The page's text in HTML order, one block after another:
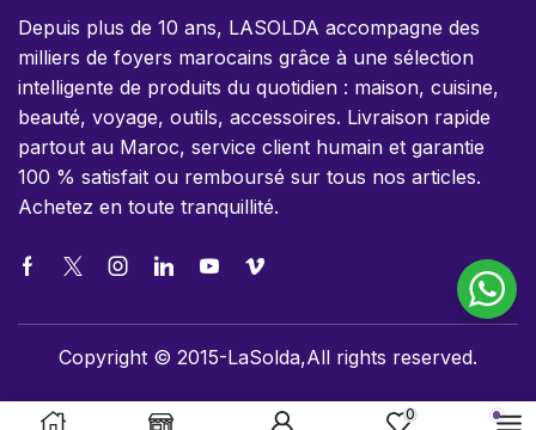
Depuis plus de 10 ans, LASOLDA accompagne des
milliers de foyers marocains grâce à une sélection
intelligente de produits du quotidien : maison, cuisine,
beauté, voyage, outils, accessoires. Livraison rapide
partout au Maroc, service client humain et garantie
100 % satisfait ou remboursé sur tous nos articles.
Achetez en toute tranquillité.
Copyright © 2015-LaSolda,All rights reserved.
0